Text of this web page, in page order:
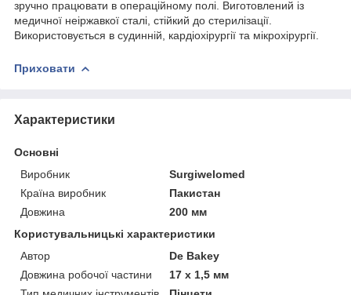
зручно працювати в операційному полі. Виготовлений із
медичної неіржавкої сталі, стійкий до стерилізації.
Використовується в судинній, кардіохірургії та мікрохірургії.
Приховати
Характеристики
Основні
Виробник
Surgiwelomed
Країна виробник
Пакистан
Довжина
200 мм
Користувальницькі характеристики
Автор
De Bakey
Довжина робочої частини
17 х 1,5 мм